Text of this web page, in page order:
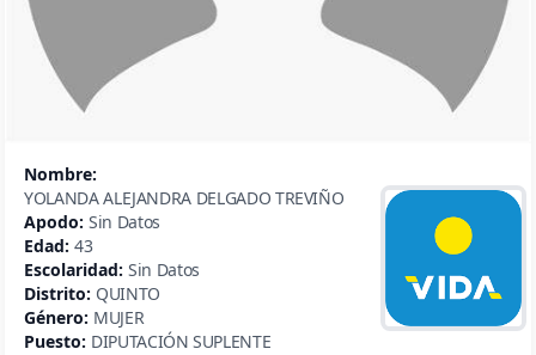
Nombre:
YOLANDA ALEJANDRA DELGADO TREVIÑO
Apodo: Sin Datos
Edad: 43
Escolaridad: Sin Datos
Distrito: QUINTO
Género: MUJER
Puesto: DIPUTACIÓN SUPLENTE